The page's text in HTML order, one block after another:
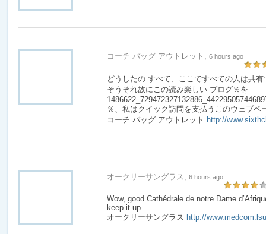
コーチ バッグ アウトレット, 6 hours ago
どうしたの すべて、ここですべての人は共
そうそれ故にこの読み楽しい ブログ％を
％、私はクイック訪問を支払うこのウェブペ
コーチ バッグ アウトレット http://
オークリーサングラス, 6 hours ago
Wow, good Cathédrale de notre Dame
keep it up.
オークリーサングラス http://